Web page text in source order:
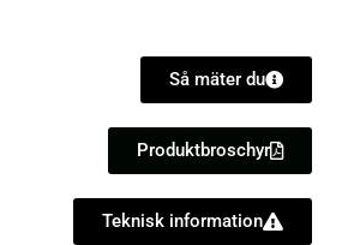
Så mäter du
Produktbroschyr
Teknisk information